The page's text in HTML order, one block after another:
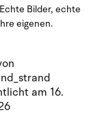
Bilder, echte
eigenen.